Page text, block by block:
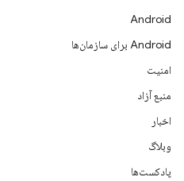
Android
Android برای سازمان‌ها
امنیت
منبع آزاد
اخبار
وبلاگ
پادکست‌ها